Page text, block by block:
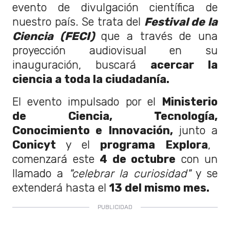
evento de divulgación científica de
nuestro país. Se trata del Festival de la
Ciencia (FECI)que a través de una
proyección audiovisual en su
inauguración, buscará acercar la
ciencia a toda la ciudadanía.
El evento impulsado por el Ministerio
de Ciencia, Tecnología,
Conocimiento e Innovación,junto a
Conicyt y el programa Explora,
comenzará este 4 de octubre con un
llamado a
"celebrar la curiosidad"y se
extenderá hasta el13 del mismo mes.